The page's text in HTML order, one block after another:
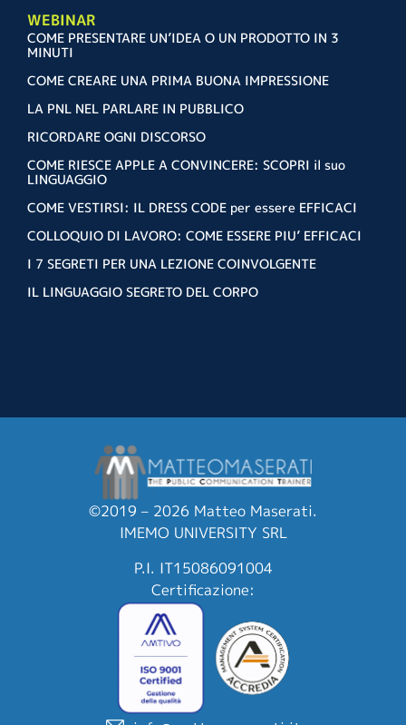
WEBINAR
COME PRESENTARE UN’IDEA O UN PRODOTTO IN 3
MINUTI
COME CREARE UNA PRIMA BUONA IMPRESSIONE
LA PNL NEL PARLARE IN PUBBLICO
RICORDARE OGNI DISCORSO
COME RIESCE APPLE A CONVINCERE: SCOPRI il suo
LINGUAGGIO
COME VESTIRSI: IL DRESS CODE per essere EFFICACI
COLLOQUIO DI LAVORO: COME ESSERE PIU’ EFFICACI
I 7 SEGRETI PER UNA LEZIONE COINVOLGENTE
IL LINGUAGGIO SEGRETO DEL CORPO
©2019 – 2026 Matteo Maserati.
IMEMO UNIVERSITY SRL
P.I. IT15086091004
Certificazione: